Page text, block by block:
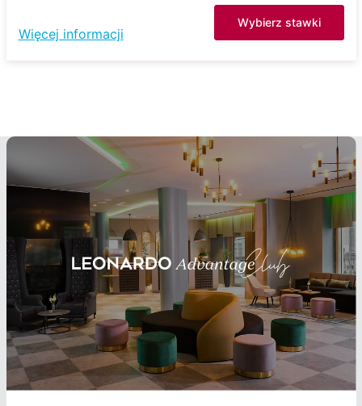
Więcej informacji
Wybierz stawki